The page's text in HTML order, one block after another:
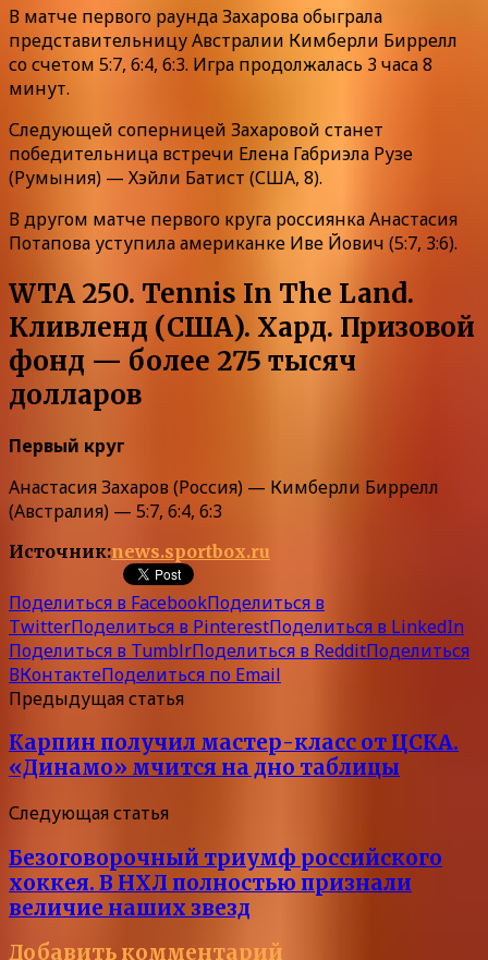
В матче первого раунда Захарова обыграла
представительницу Австралии Кимберли Биррелл
со счетом 5:7, 6:4, 6:3. Игра продолжалась 3 часа 8
минут.
Следующей соперницей Захаровой станет
победительница встречи Елена Габриэла Рузе
(Румыния) — Хэйли Батист (США, 8).
В другом матче первого круга россиянка Анастасия
Потапова уступила американке Иве Йович (5:7, 3:6).
WTA 250. Tennis In The Land.
Кливленд (США). Хард. Призовой
фонд — более 275 тысяч
долларов
Первый круг
Анастасия Захаров (Россия) — Кимберли Биррелл
(Австралия) — 5:7, 6:4, 6:3
Источник:news.sportbox.ru
Поделиться в FacebookПоделиться в
TwitterПоделиться в PinterestПоделиться в LinkedIn
Поделиться в TumblrПоделиться в RedditПоделиться
ВКонтактеПоделиться по Email
Предыдущая статья
Карпин получил мастер-класс от ЦСКА.
«Динамо» мчится на дно таблицы
Следующая статья
Безоговорочный триумф российского
хоккея. В НХЛ полностью признали
величие наших звезд
Добавить комментарий